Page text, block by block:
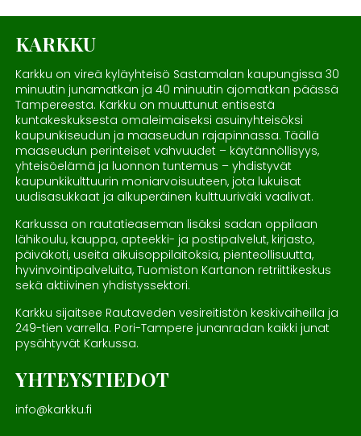
KARKKU
Karkku on vireä kyläyhteisö Sastamalan kaupungissa 30
minuutin junamatkan ja 40 minuutin ajomatkan päässä
Tampereesta. Karkku on muuttunut entisestä
kuntakeskuksesta omaleimaiseksi asuinyhteisöksi
kaupunkiseudun ja maaseudun rajapinnassa. Täällä
maaseudun perinteiset vahvuudet – käytännöllisyys,
yhteisöelämä ja luonnon tuntemus – yhdistyvät
kaupunkikulttuurin moniarvoisuuteen, jota lukuisat
uudisasukkaat ja alkuperäinen kulttuuriväki vaalivat.
Karkussa on rautatieaseman lisäksi sadan oppilaan
lähikoulu, kauppa, apteekki- ja postipalvelut, kirjasto,
päiväkoti, useita aikuisoppilaitoksia, pienteollisuutta,
hyvinvointipalveluita, Tuomiston Kartanon retriittikeskus
sekä aktiivinen yhdistyssektori.
Karkku sijaitsee Rautaveden vesireitistön keskivaiheilla ja
249-tien varrella. Pori-Tampere junanradan kaikki junat
pysähtyvät Karkussa.
YHTEYSTIEDOT
info@karkku.fi